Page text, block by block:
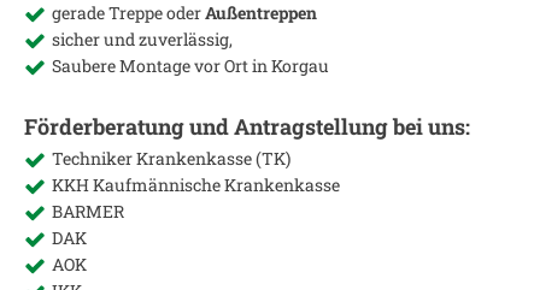
gerade Treppe oderAußentreppen
sicher und zuverlässig,
Saubere Montage vor Ort inKorgau
Förderberatung und Antragstellung bei uns:
Techniker Krankenkasse (TK)
KKH Kaufmännische Krankenkasse
BARMER
DAK
AOK